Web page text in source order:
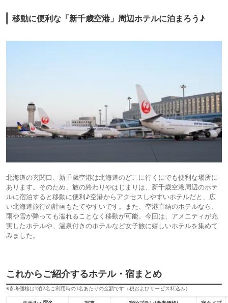
移動に便利な「新千歳空港」周辺ホテルに泊まろう♪
北海道の玄関口、新千歳空港は北海道のどこに行くにでも便利な場所に
あります。そのため、旅の終わりやはじまりは、新千歳空港周辺のホテ
ルに宿泊すると移動に便利♪空港からアクセスしやすいホテルだと、広
い北海道旅行の計画もたてやすいです。また、空港直結のホテルなら、
雨や雪が降っても濡れることなく移動が可能。今回は、アメニティが充
実したホテルや、温泉付きのホテルなど女子旅に嬉しいホテルを集めて
みました。
これからご紹介するホテル・宿まとめ
※参考価格は1泊2名ご利用時の1名あたりの金額です（税およびサービス料込み）